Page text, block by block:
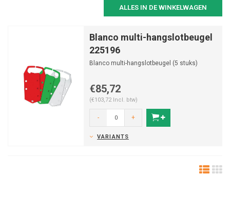
ALLES IN DE WINKELWAGEN
Blanco multi-hangslotbeugel
225196
Blanco multi-hangslotbeugel (5 stuks)
€85,72
(€103,72 Incl. btw)
- +
VARIANTS